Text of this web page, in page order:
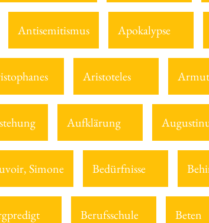
Antisemitismus Apokalypse
Aristoteles Armut
Aufklärung
Simone Bedürfnisse
Berufsschule Beten